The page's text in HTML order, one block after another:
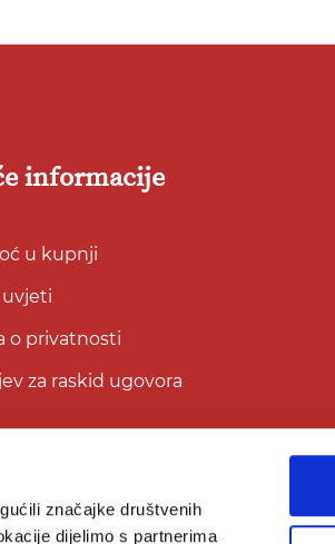
značajke društvenih
dijelimo s partnerima
informacije
u kupnji
o privatnosti
za raskid ugovora